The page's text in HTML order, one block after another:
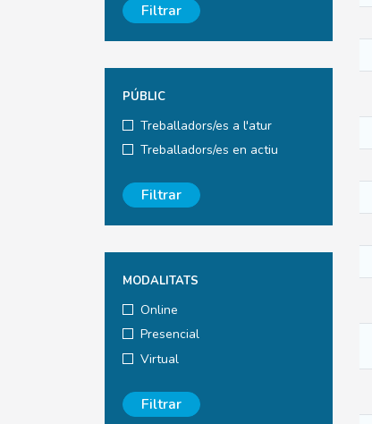
Filtrar
PÚBLIC
Treballadors/es a l'atur
Treballadors/es en actiu
Filtrar
MODALITATS
Online
Presencial
Virtual
Filtrar